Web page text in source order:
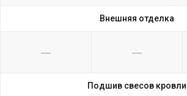
Внешняя отделка
Подшив свесов кровли